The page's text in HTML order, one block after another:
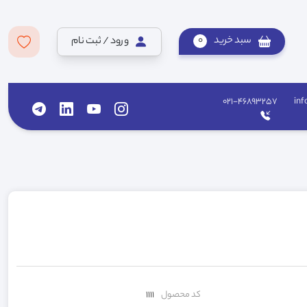
سبد خرید 0 ورود / ثبت نام
021-46893257
کد محصول 1111